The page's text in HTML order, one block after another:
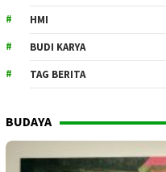
HMI
BUDI KARYA
TAG BERITA
BUDAYA